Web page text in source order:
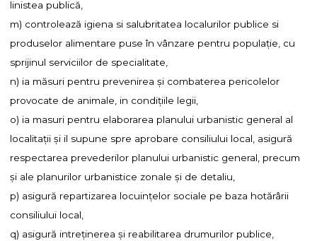
linistea publică,
m) controlează igiena si salubritatea localurilor publice si
produselor alimentare puse în vânzare pentru populaţie, cu
sprijinul serviciilor de specialitate,
n) ia măsuri pentru prevenirea şi combaterea pericolelor
provocate de animale, in condiţiile legii,
o) ia masuri pentru elaborarea planului urbanistic general al
localitaţii şi il supune spre aprobare consiliului local, asigură
respectarea prevederilor planului urbanistic general, precum
şi ale planurilor urbanistice zonale şi de detaliu,
p) asigură repartizarea locuinţelor sociale pe baza hotărârii
consiliului local,
q) asigură intreţinerea şi reabilitarea drumurilor publice,